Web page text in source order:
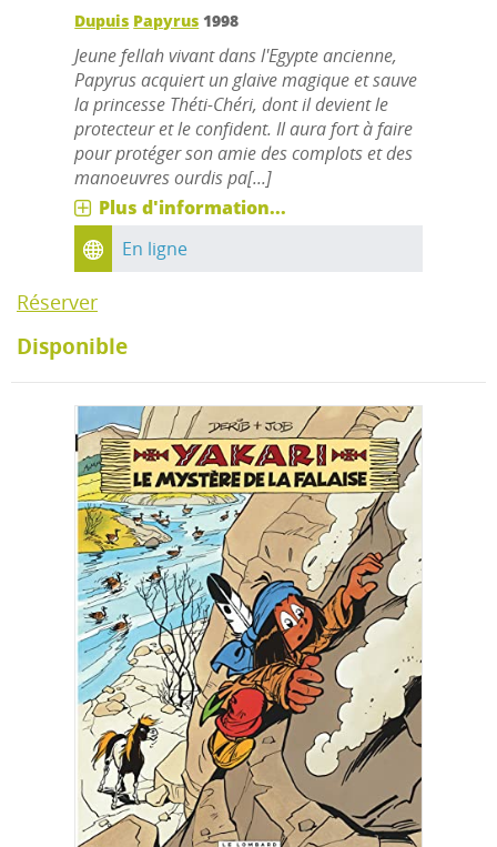
Dupuis Papyrus 1998
Jeune fellah vivant dans l'Egypte ancienne,
Papyrus acquiert un glaive magique et sauve
la princesse Théti-Chéri, dont il devient le
protecteur et le confident. Il aura fort à faire
pour protéger son amie des complots et des
manoeuvres ourdis pa[...]
Plus d'information...
En ligne
Réserver
Disponible